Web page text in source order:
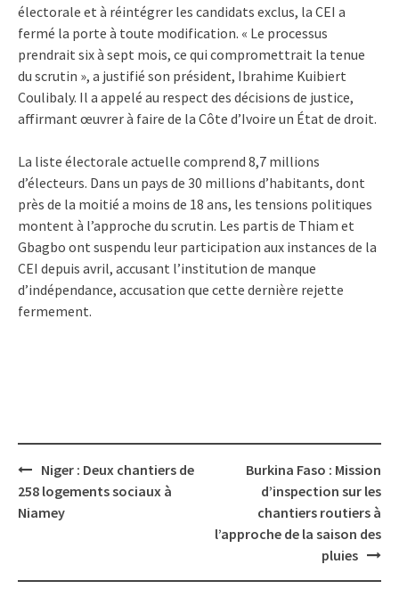
électorale et à réintégrer les candidats exclus, la CEI a
fermé la porte à toute modification. « Le processus
prendrait six à sept mois, ce qui compromettrait la tenue
du scrutin », a justifié son président, Ibrahime Kuibiert
Coulibaly. Il a appelé au respect des décisions de justice,
affirmant œuvrer à faire de la Côte d’Ivoire un État de droit.
La liste électorale actuelle comprend 8,7 millions
d’électeurs. Dans un pays de 30 millions d’habitants, dont
près de la moitié a moins de 18 ans, les tensions politiques
montent à l’approche du scrutin. Les partis de Thiam et
Gbagbo ont suspendu leur participation aux instances de la
CEI depuis avril, accusant l’institution de manque
d’indépendance, accusation que cette dernière rejette
fermement.
Post
navigation
Niger : Deux chantiers de
258 logements sociaux à
Niamey
Burkina Faso : Mission
d’inspection sur les
chantiers routiers à
l’approche de la saison des
pluies